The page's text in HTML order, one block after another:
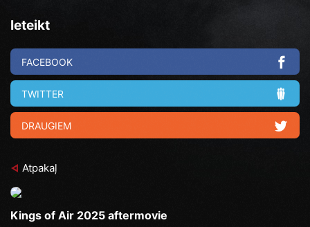
Ieteikt
FACEBOOK
TWITTER
DRAUGIEM
Atpakaļ
Kings of Air 2025 aftermovie